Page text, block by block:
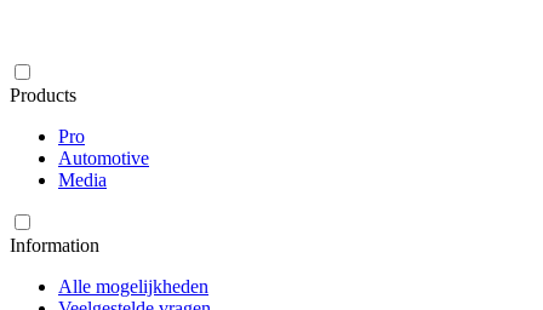
Products
Pro
Automotive
Media
Information
Alle mogelijkheden